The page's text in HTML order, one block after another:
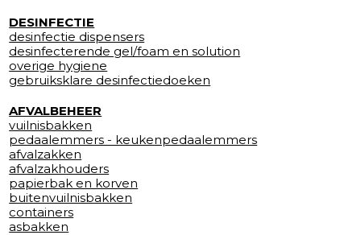
DESINFECTIE
desinfectie dispensers
desinfecterende gel/foam en solution
overige hygiene
gebruiksklare desinfectiedoeken
AFVALBEHEER
vuilnisbakken
pedaalemmers - keukenpedaalemmers
afvalzakken
afvalzakhouders
papierbak en korven
buitenvuilnisbakken
containers
asbakken